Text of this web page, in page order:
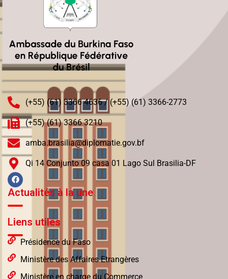
(+55) (61) 3366 4636 / (+55) (61) 3366-2773
(+55) (61) 3366 3210
amba.brasilia@diplomatie.gov.bf
Qi 14 Conjunto 09 casa 01 Lago Sul Brasilia-DF
Actualités à la une
Liens utiles
Présidence du Faso
Ministère des Affaires Etrangères
Ministère en charge du Commerce